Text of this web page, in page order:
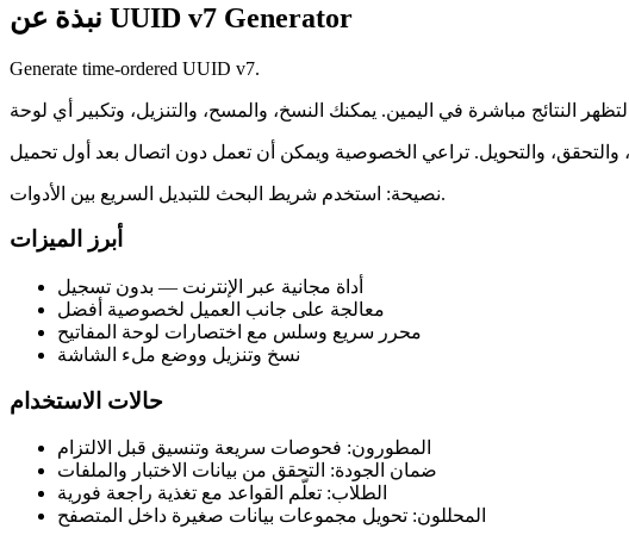
نبذة عن UUID v7 Generator
Generate time-ordered UUID v7.
نصيحة: استخدم شريط البحث للتبديل السريع بين الأدوات.
أبرز الميزات
أداة مجانية عبر الإنترنت — بدون تسجيل
معالجة على جانب العميل لخصوصية أفضل
محرر سريع وسلس مع اختصارات لوحة المفاتيح
نسخ وتنزيل ووضع ملء الشاشة
حالات الاستخدام
المطورون: فحوصات سريعة وتنسيق قبل الالتزام
ضمان الجودة: التحقق من بيانات الاختبار والملفات
الطلاب: تعلّم القواعد مع تغذية راجعة فورية
المحللون: تحويل مجموعات بيانات صغيرة داخل المتصفح